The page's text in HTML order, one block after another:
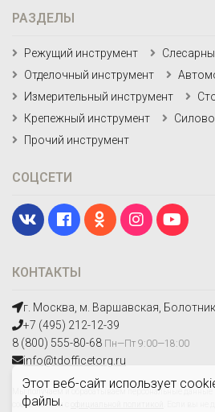
Этот веб-сайт использует
файлы.
КОНТАКТЫ
г. Москва, м. Варшавская,
+7 (495) 212-12-39
8 (800) 555-80-68 Пн—Пт 9:00—18:00
info@tdofficetorg.ru
Мы получаем и обрабатываем персональные данные
соответствии с
. Если вы не
РАЗДЕЛЫ
Режущий инструмент
Отделочный инструмент
Измерительный инструмент
Крепежный инструмент
Прочий инструмент
СОЦСЕТИ